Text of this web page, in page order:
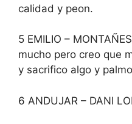
calidad y peon.
5 EMILIO –
mucho pero creo que
y sacrifico algo y palmo
6 ANDUJAR – DANI